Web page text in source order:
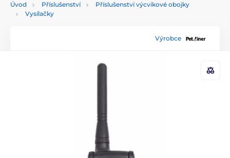
Úvod Příslušenství
Příslušenství výcvikové obojky
Vysílačky
Výrobce